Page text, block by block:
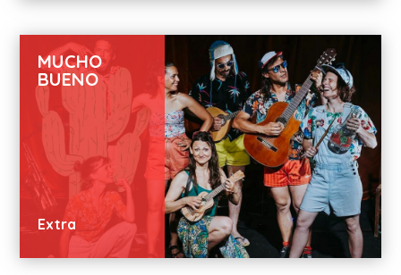
MUCHO
BUENO
Extra